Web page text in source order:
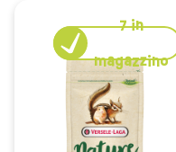
7in
magazzino